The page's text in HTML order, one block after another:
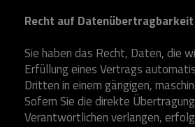
Recht auf Datenübertragbarkeit
Sie haben das Recht, Daten, die
Erfüllung eines Vertrags
Dritten in einem gängigen,
Sofern Sie die direkte
Verantwortlichen verlangen,